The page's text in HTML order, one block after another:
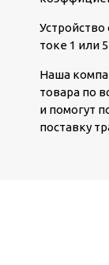
токе 1 или
Наша
товара по
и помогут
поставку